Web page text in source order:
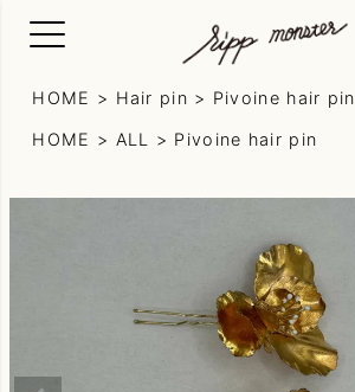
HOME Hair pin Pivoine hair pin
HOME ALL Pivoine hair pin